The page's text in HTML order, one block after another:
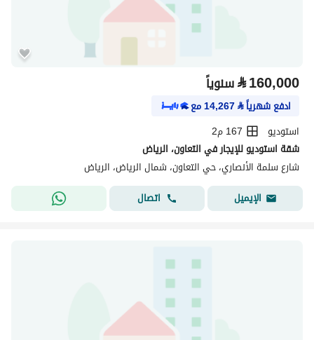
⃁160,000 سنوياً
ادفع شهرياً⃁
14,267مع
استوديو
167 م2
شقة استوديو للإيجار في التعاون، الرياض
شارع سلمة الأنصاري، حي التعاون، شمال الرياض، الرياض
الإيميل
اتصال